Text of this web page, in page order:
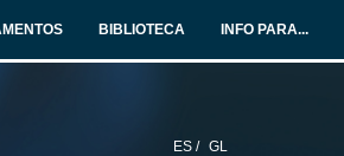
BIBLIOTECA INFO PARA...
ES / GL
26 de maio de 2017